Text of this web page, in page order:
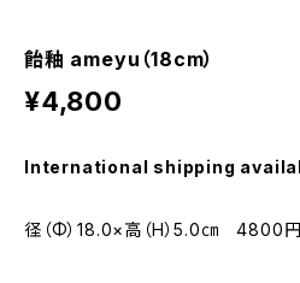
飴釉 ameyu（18cm）
¥4,800
International shipping
径（Φ）18.0×高（H）5.0㎝ 4800円